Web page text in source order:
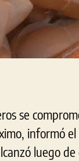
se
informó
luego